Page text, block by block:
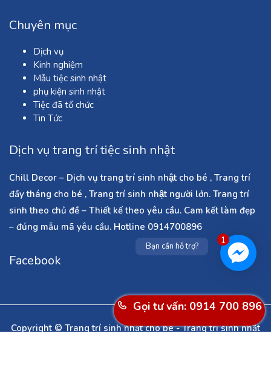
Chuyên mục
Dịch vụ
Kinh nghiệm
Mẫu tiệc sinh nhật
phụ kiện sinh nhật
Tiệc đã tổ chức
Tin Tức
Dịch vụ trang trí tiệc sinh nhật
Chill Decor – Dịch vụ trang trí sinh nhật cho bé , Trang trí
đầy tháng cho bé , Trang trí sinh nhật người lớn. Trang trí
sinh theo chủ đề – Thiết kế theo yêu cầu. Cam kết làm đẹp
– đúng mẫu mã yêu cầu. Hotline 0914700896
Facebook
Copyright © Trang trí sinh nhật cho bé - Trang trí sinh nhật
Gọi tư vấn: 0914 700 896
1
Bạn cần hỗ trợ?